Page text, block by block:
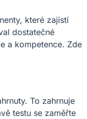
které zajistí
dostatečné
a kompetence. Zde
To zahrnuje
testu se zaměřte